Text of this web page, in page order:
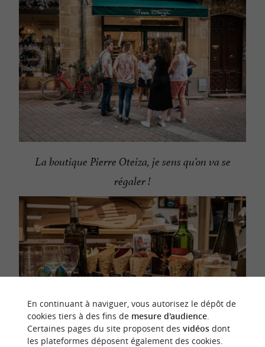
La boutique Pierre Oteiza, je sens qu’on va se
régaler !
En continuant à naviguer, vous autorisez le dépôt de
cookies tiers à des fins de mesure d'audience.
Certaines pages du site proposent des vidéosdont
les plateformes déposent également des cookies.